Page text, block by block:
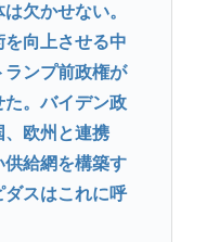
欠かせない。
向上させる中
ランプ前政権が
。バイデン政
、欧州と連携
供給網を構築す
ダスはこれに呼